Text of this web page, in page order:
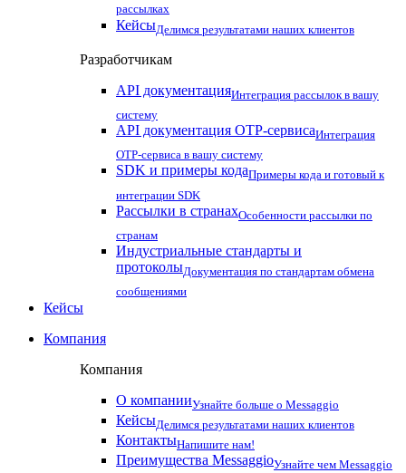
рассылках
КейсыДелимся результатами наших клиентов
Разработчикам
API документацияИнтеграция рассылок в вашу
систему
API документация OTP-сервисаИнтеграция
OTP-сервиса в вашу систему
SDK и примеры кодаПримеры кода и готовый к
интеграции SDK
Рассылки в странахОсобенности рассылки по
странам
Индустриальные стандарты и
протоколыДокументация по стандартам обмена
сообщениями
Кейсы
Компания
Компания
О компанииУзнайте больше о Messaggio
КейсыДелимся результатами наших клиентов
КонтактыНапишите нам!
Преимущества MessaggioУзнайте чем Messaggio